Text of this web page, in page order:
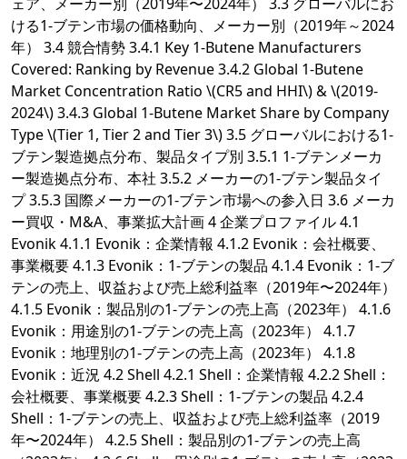
ける1-ブテン市場の価格動向、メーカー別（2019年～2024
年） 3.4 競合情勢 3.4.1 Key 1-Butene Manufacturers
Covered: Ranking by Revenue 3.4.2 Global 1-Butene
Market Concentration Ratio \(CR5 and HHI\) & \(2019-
2024\) 3.4.3 Global 1-Butene Market Share by Company
Type \(Tier 1, Tier 2 and Tier 3\) 3.5 グローバルにおける1-
ブテン製造拠点分布、製品タイプ別 3.5.1 1-ブテンメーカ
ー製造拠点分布、本社 3.5.2 メーカーの1-ブテン製品タイ
プ 3.5.3 国際メーカーの1-ブテン市場への参入日 3.6 メーカ
ー買収・M&A、事業拡大計画 4 企業プロファイル 4.1
Evonik 4.1.1 Evonik：企業情報 4.1.2 Evonik：会社概要、
事業概要 4.1.3 Evonik：1-ブテンの製品 4.1.4 Evonik：1-ブ
テンの売上、収益および売上総利益率（2019年〜2024年）
4.1.5 Evonik：製品別の1-ブテンの売上高（2023年） 4.1.6
Evonik：用途別の1-ブテンの売上高（2023年） 4.1.7
Evonik：地理別の1-ブテンの売上高（2023年） 4.1.8
Evonik：近況 4.2 Shell 4.2.1 Shell：企業情報 4.2.2 Shell：
会社概要、事業概要 4.2.3 Shell：1-ブテンの製品 4.2.4
Shell：1-ブテンの売上、収益および売上総利益率（2019
年〜2024年） 4.2.5 Shell：製品別の1-ブテンの売上高